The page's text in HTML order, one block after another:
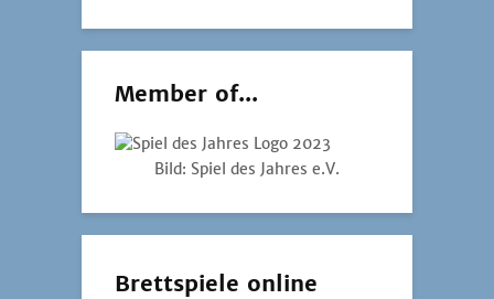
Member of...
Bild: Spiel des Jahres e.V.
Brettspiele online